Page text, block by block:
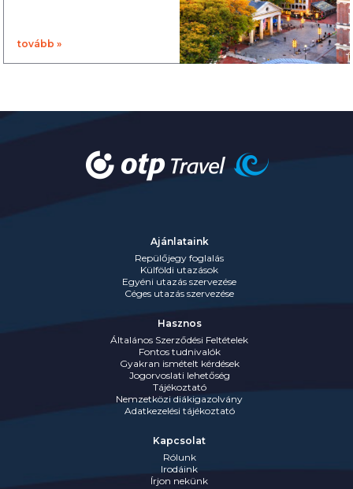
tovább »
Ajánlataink
Repülőjegy foglalás
Külföldi utazások
Egyéni utazás szervezése
Céges utazás szervezése
Hasznos
Általános Szerződési Feltételek
Fontos tudnivalók
Gyakran ismételt kérdések
Jogorvoslati lehetőség
Tájékoztató
Nemzetközi diákigazolvány
Adatkezelési tájékoztató
Kapcsolat
Rólunk
Irodáink
Írjon nekünk